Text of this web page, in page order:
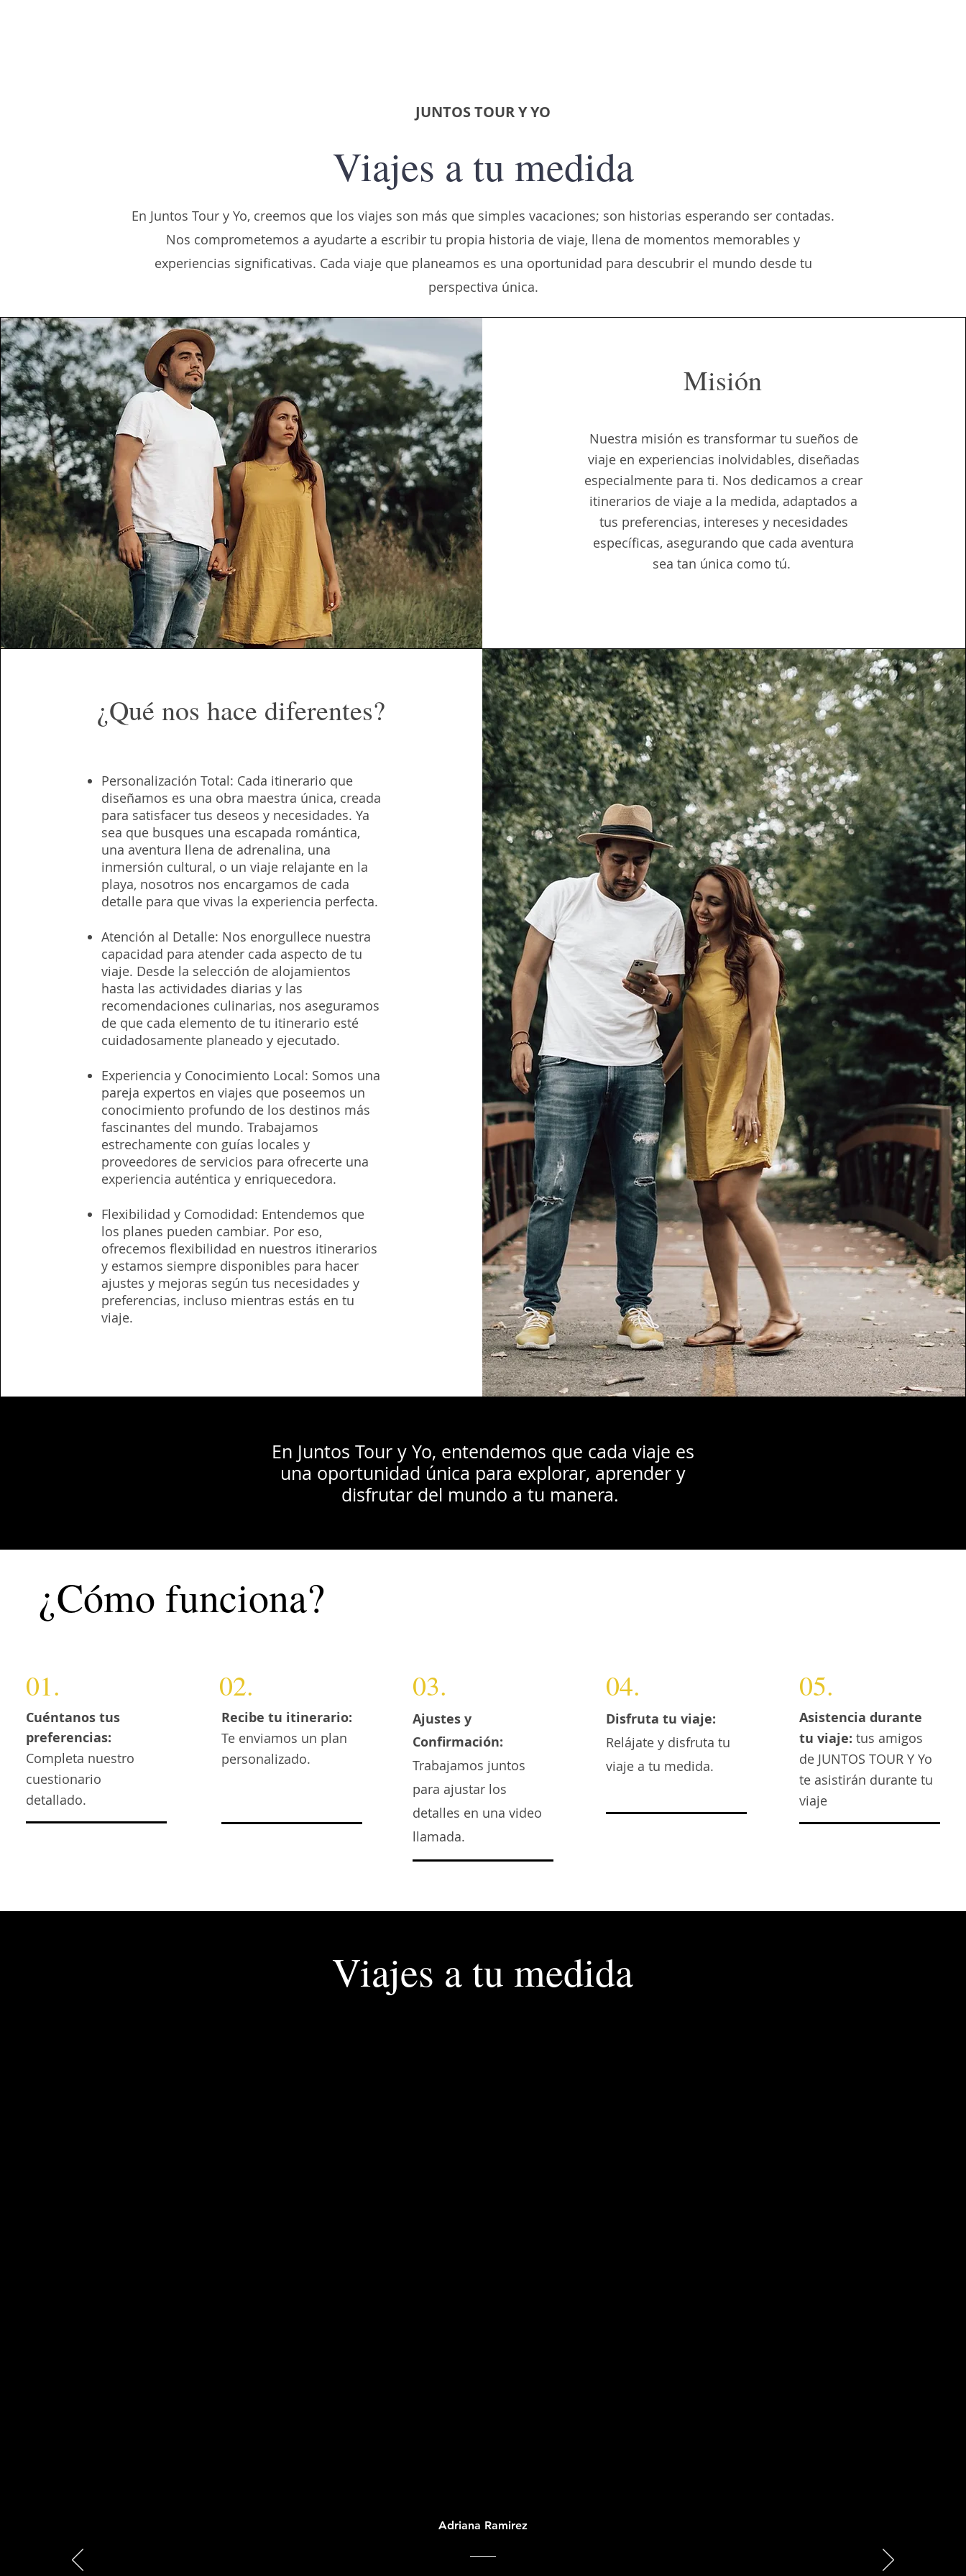
JUNTOS TOUR Y YO
Viajes a tu medida
En Juntos Tour y Yo, creemos que los viajes son más que simples vacaciones; son historias esperando ser contadas.
Nos comprometemos a ayudarte a escribir tu propia historia de viaje, llena de momentos memorables y
experiencias significativas. Cada viaje que planeamos es una oportunidad para descubrir el mundo desde tu
perspectiva única.
Misión
Nuestra misión es transformar tu sueños de
viaje en experiencias inolvidables, diseñadas
especialmente para ti. Nos dedicamos a crear
itinerarios de viaje a la medida, adaptados a
tus preferencias, intereses y necesidades
específicas, asegurando que cada aventura
sea tan única como tú.
¿Qué nos hace diferentes?
Personalización Total: Cada itinerario que
diseñamos es una obra maestra única, creada
para satisfacer tus deseos y necesidades. Ya
sea que busques una escapada romántica,
una aventura llena de adrenalina, una
inmersión cultural, o un viaje relajante en la
playa, nosotros nos encargamos de cada
detalle para que vivas la experiencia perfecta.​
Atención al Detalle: Nos enorgullece nuestra
capacidad para atender cada aspecto de tu
viaje. Desde la selección de alojamientos
hasta las actividades diarias y las
recomendaciones culinarias, nos aseguramos
de que cada elemento de tu itinerario esté
cuidadosamente planeado y ejecutado.​
Experiencia y Conocimiento Local: Somos una
pareja expertos en viajes que poseemos un
conocimiento profundo de los destinos más
fascinantes del mundo. Trabajamos
estrechamente con guías locales y
proveedores de servicios para ofrecerte una
experiencia auténtica y enriquecedora.​
Flexibilidad y Comodidad: Entendemos que
los planes pueden cambiar. Por eso,
ofrecemos flexibilidad en nuestros itinerarios
y estamos siempre disponibles para hacer
ajustes y mejoras según tus necesidades y
preferencias, incluso mientras estás en tu
viaje.
En Juntos Tour y Yo, entendemos que cada viaje es
una oportunidad única para explorar, aprender y
disfrutar del mundo a tu manera.
¿Cómo funciona?
01.
Cuéntanos tus
preferencias:
Completa nuestro
cuestionario
detallado.
02.
Recibe tu itinerario:
Te enviamos un plan
personalizado.
03.
Ajustes y
Confirmación:
Trabajamos juntos
para ajustar los
detalles en una video
llamada.
04.
Disfruta tu viaje:
Relájate y disfruta tu
viaje a tu medida.
05.
Asistencia durante
tu viaje: tus amigos
de JUNTOS TOUR Y Yo
te asistirán durante tu
viaje
Viajes a tu medida
Adriana Ramirez